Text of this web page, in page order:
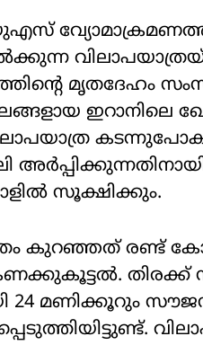
മൃതദേഹം
ഇറാനിലെ
സൂക്ഷിക്കും.
കുറഞ്ഞത് രണ്ട്
തിരക്ക്
മണിക്കൂറും